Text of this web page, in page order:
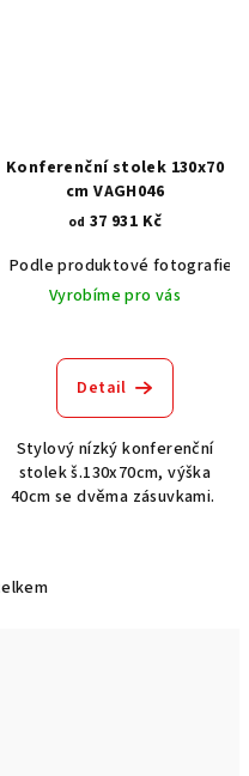
vintage BT1551
Dub světlý
Konferenční stolek 130x70
cm VAGH046
od 37 931 Kč
Podle produktové fotografie
Vyrobíme pro vás
Detail
Stylový nízký konferenční
stolek š.130x70cm, výška
40cm se dvěma zásuvkami.